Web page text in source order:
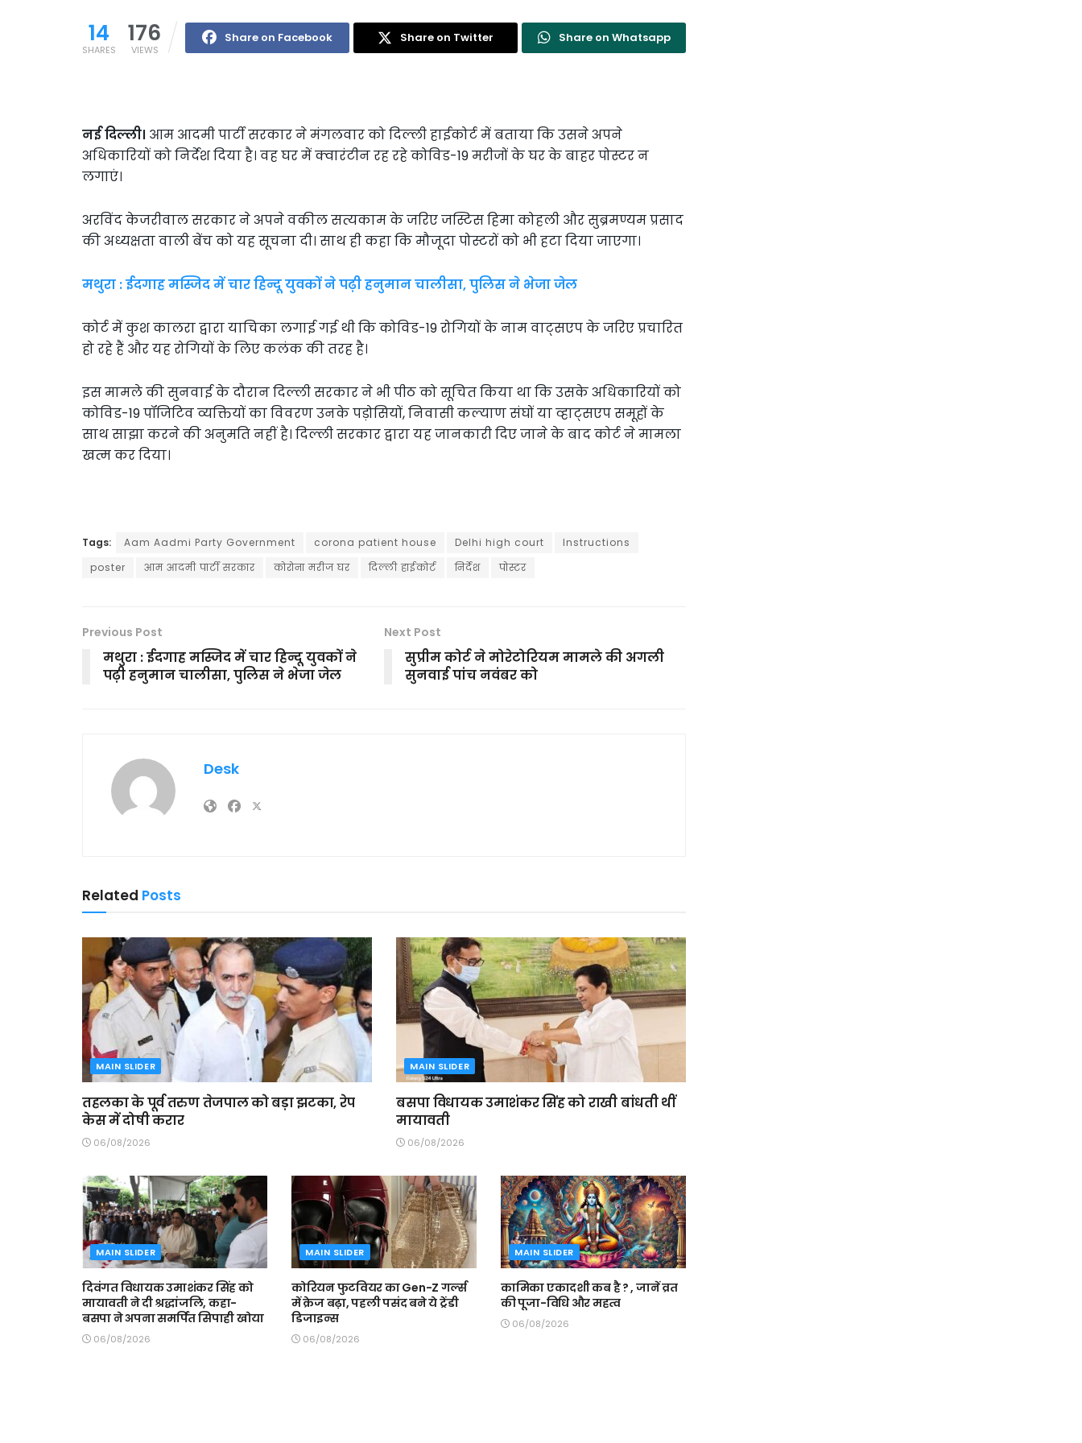
14
SHARES
176
VIEWS
Share on Facebook Share on Twitter Share on Whatsapp
नई दिल्ली। आम आदमी पार्टी सरकार ने मंगलवार को दिल्ली हाईकोर्ट में बताया कि उसने अपने
अधिकारियों को निर्देश दिया है। वह घर में क्वारंटीन रह रहे कोविड-19 मरीजों के घर के बाहर पोस्टर न
लगाएं।
अरविंद केजरीवाल सरकार ने अपने वकील सत्यकाम के जरिए जस्टिस हिमा कोहली और सुब्रमण्यम प्रसाद
की अध्यक्षता वाली बेंच को यह सूचना दी। साथ ही कहा कि मौजूदा पोस्टरों को भी हटा दिया जाएगा।
मथुरा : ईदगाह मस्जिद में चार हिन्दू युवकों ने पढ़ी हनुमान चालीसा, पुलिस ने भेजा जेल
कोर्ट में कुश कालरा द्वारा याचिका लगाई गई थी कि कोविड-19 रोगियों के नाम वाट्सएप के जरिए प्रचारित
हो रहे हैं और यह रोगियों के लिए कलंक की तरह है।
इस मामले की सुनवाई के दौरान दिल्ली सरकार ने भी पीठ को सूचित किया था कि उसके अधिकारियों को
कोविड-19 पॉजिटिव व्यक्तियों का विवरण उनके पड़ोसियों, निवासी कल्याण संघों या व्हाट्सएप समूहों के
साथ साझा करने की अनुमति नहीं है। दिल्ली सरकार द्वारा यह जानकारी दिए जाने के बाद कोर्ट ने मामला
खत्म कर दिया।
Tags: Aam Aadmi Party Government corona patient house Delhi high court
Instructions
poster
आम आदमी पार्टी सरकार कोरोना मरीज घर दिल्ली हाईकोर्ट निर्देश पोस्टर
Previous Post
मथुरा : ईदगाह मस्जिद में चार हिन्दू युवकों ने
पढ़ी हनुमान चालीसा, पुलिस ने भेजा जेल
Next Post
सुप्रीम कोर्ट ने मोरेटोरियम मामले की अगली
सुनवाई पांच नवंबर को
Desk
Related Posts
MAIN SLIDER
तहलका के पूर्व तरुण तेजपाल को बड़ा झटका, रेप
केस में दोषी करार
06/08/2026
MAIN SLIDER
बसपा विधायक उमाशंकर सिंह को राखी बांधती थीं
मायावती
06/08/2026
MAIN SLIDER
दिवंगत विधायक उमाशंकर सिंह को
मायावती ने दी श्रद्धांजलि, कहा-
बसपा ने अपना समर्पित सिपाही खोया
06/08/2026
MAIN SLIDER
कोरियन फुटवियर का Gen-Z गर्ल्स
में क्रेज बढ़ा, पहली पसंद बने ये ट्रेंडी
डिजाइन्स
06/08/2026
MAIN SLIDER
कामिका एकादशी कब है ? , जानें व्रत
की पूजा-विधि और महत्व
06/08/2026